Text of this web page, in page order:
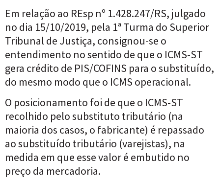
Em relação ao REsp nº 1.428.247/RS, julgado
no dia 15/10/2019, pela 1ª Turma do Superior
Tribunal de Justiça, consignou-se o
entendimento no sentido de que o ICMS-ST
gera crédito de PIS/COFINS para o substituído,
do mesmo modo que o ICMS operacional.
O posicionamento foi de que o ICMS-ST
recolhido pelo substituto tributário (na
maioria dos casos, o fabricante) é repassado
ao substituído tributário (varejistas), na
medida em que esse valor é embutido no
preço da mercadoria.